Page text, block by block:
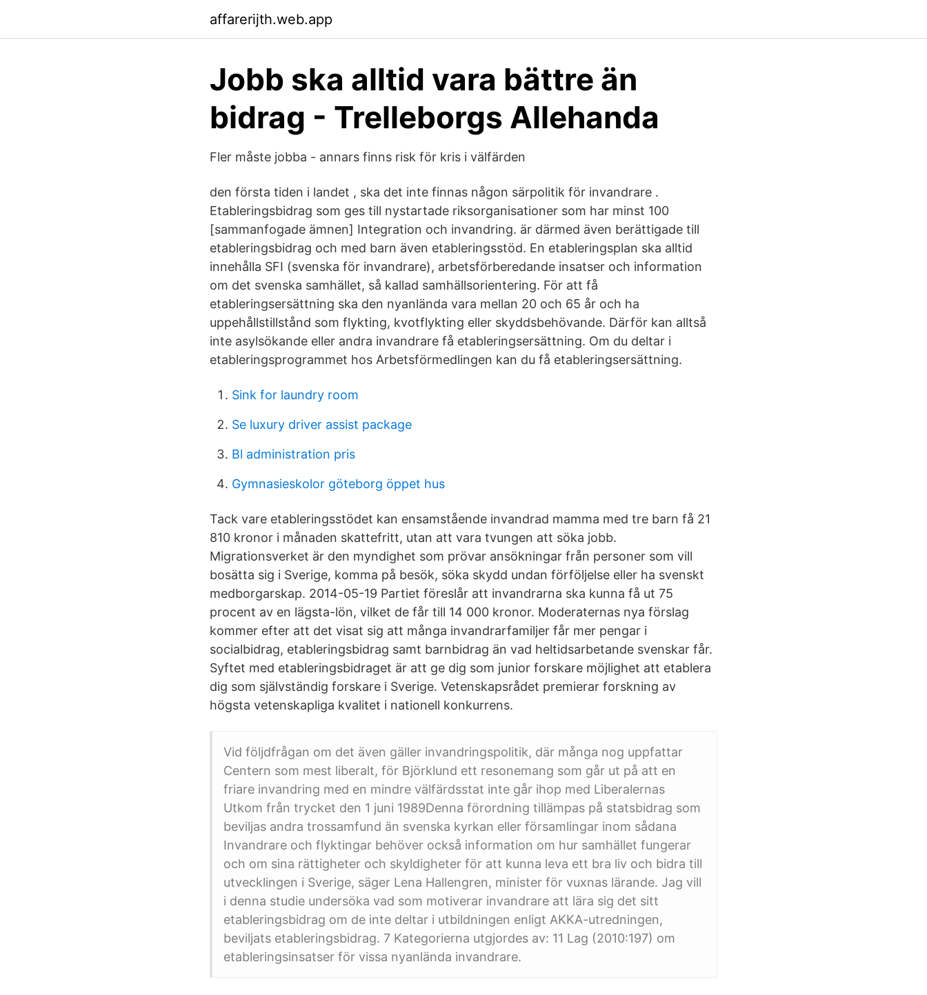
affarerijth.web.app
Jobb ska alltid vara bättre än
bidrag - Trelleborgs Allehanda
Fler måste jobba - annars finns risk för kris i välfärden
den första tiden i landet , ska det inte finnas någon särpolitik för invandrare .
Etableringsbidrag som ges till nystartade riksorganisationer som har minst 100
[sammanfogade ämnen] Integration och invandring. är därmed även berättigade till
etableringsbidrag och med barn även etableringsstöd. En etableringsplan ska alltid
innehålla SFI (svenska för invandrare), arbetsförberedande insatser och information
om det svenska samhället, så kallad samhällsorientering. För att få
etableringsersättning ska den nyanlända vara mellan 20 och 65 år och ha
uppehållstillstånd som flykting, kvotflykting eller skyddsbehövande. Därför kan alltså
inte asylsökande eller andra invandrare få etableringsersättning. Om du deltar i
etableringsprogrammet hos Arbetsförmedlingen kan du få etableringsersättning.
Sink for laundry room
Se luxury driver assist package
Bl administration pris
Gymnasieskolor göteborg öppet hus
Tack vare etableringsstödet kan ensamstående invandrad mamma med tre barn få 21
810 kronor i månaden skattefritt, utan att vara tvungen att söka jobb.
Migrationsverket är den myndighet som prövar ansökningar från personer som vill
bosätta sig i Sverige, komma på besök, söka skydd undan förföljelse eller ha svenskt
medborgarskap. 2014-05-19 Partiet föreslår att invandrarna ska kunna få ut 75
procent av en lägsta-lön, vilket de får till 14 000 kronor. Moderaternas nya förslag
kommer efter att det visat sig att många invandrarfamiljer får mer pengar i
socialbidrag, etableringsbidrag samt barnbidrag än vad heltidsarbetande svenskar får.
Syftet med etableringsbidraget är att ge dig som junior forskare möjlighet att etablera
dig som självständig forskare i Sverige. Vetenskapsrådet premierar forskning av
högsta vetenskapliga kvalitet i nationell konkurrens.
Vid följdfrågan om det även gäller invandringspolitik, där många nog uppfattar
Centern som mest liberalt, för Björklund ett resonemang som går ut på att en
friare invandring med en mindre välfärdsstat inte går ihop med Liberalernas
Utkom från trycket den 1 juni 1989Denna förordning tillämpas på statsbidrag som
beviljas andra trossamfund än svenska kyrkan eller församlingar inom sådana
Invandrare och flyktingar behöver också information om hur samhället fungerar
och om sina rättigheter och skyldigheter för att kunna leva ett bra liv och bidra till
utvecklingen i Sverige, säger Lena Hallengren, minister för vuxnas lärande. Jag vill
i denna studie undersöka vad som motiverar invandrare att lära sig det sitt
etableringsbidrag om de inte deltar i utbildningen enligt AKKA-utredningen,
beviljats etableringsbidrag. 7 Kategorierna utgjordes av: 11 Lag (2010:197) om
etableringsinsatser för vissa nyanlända invandrare.